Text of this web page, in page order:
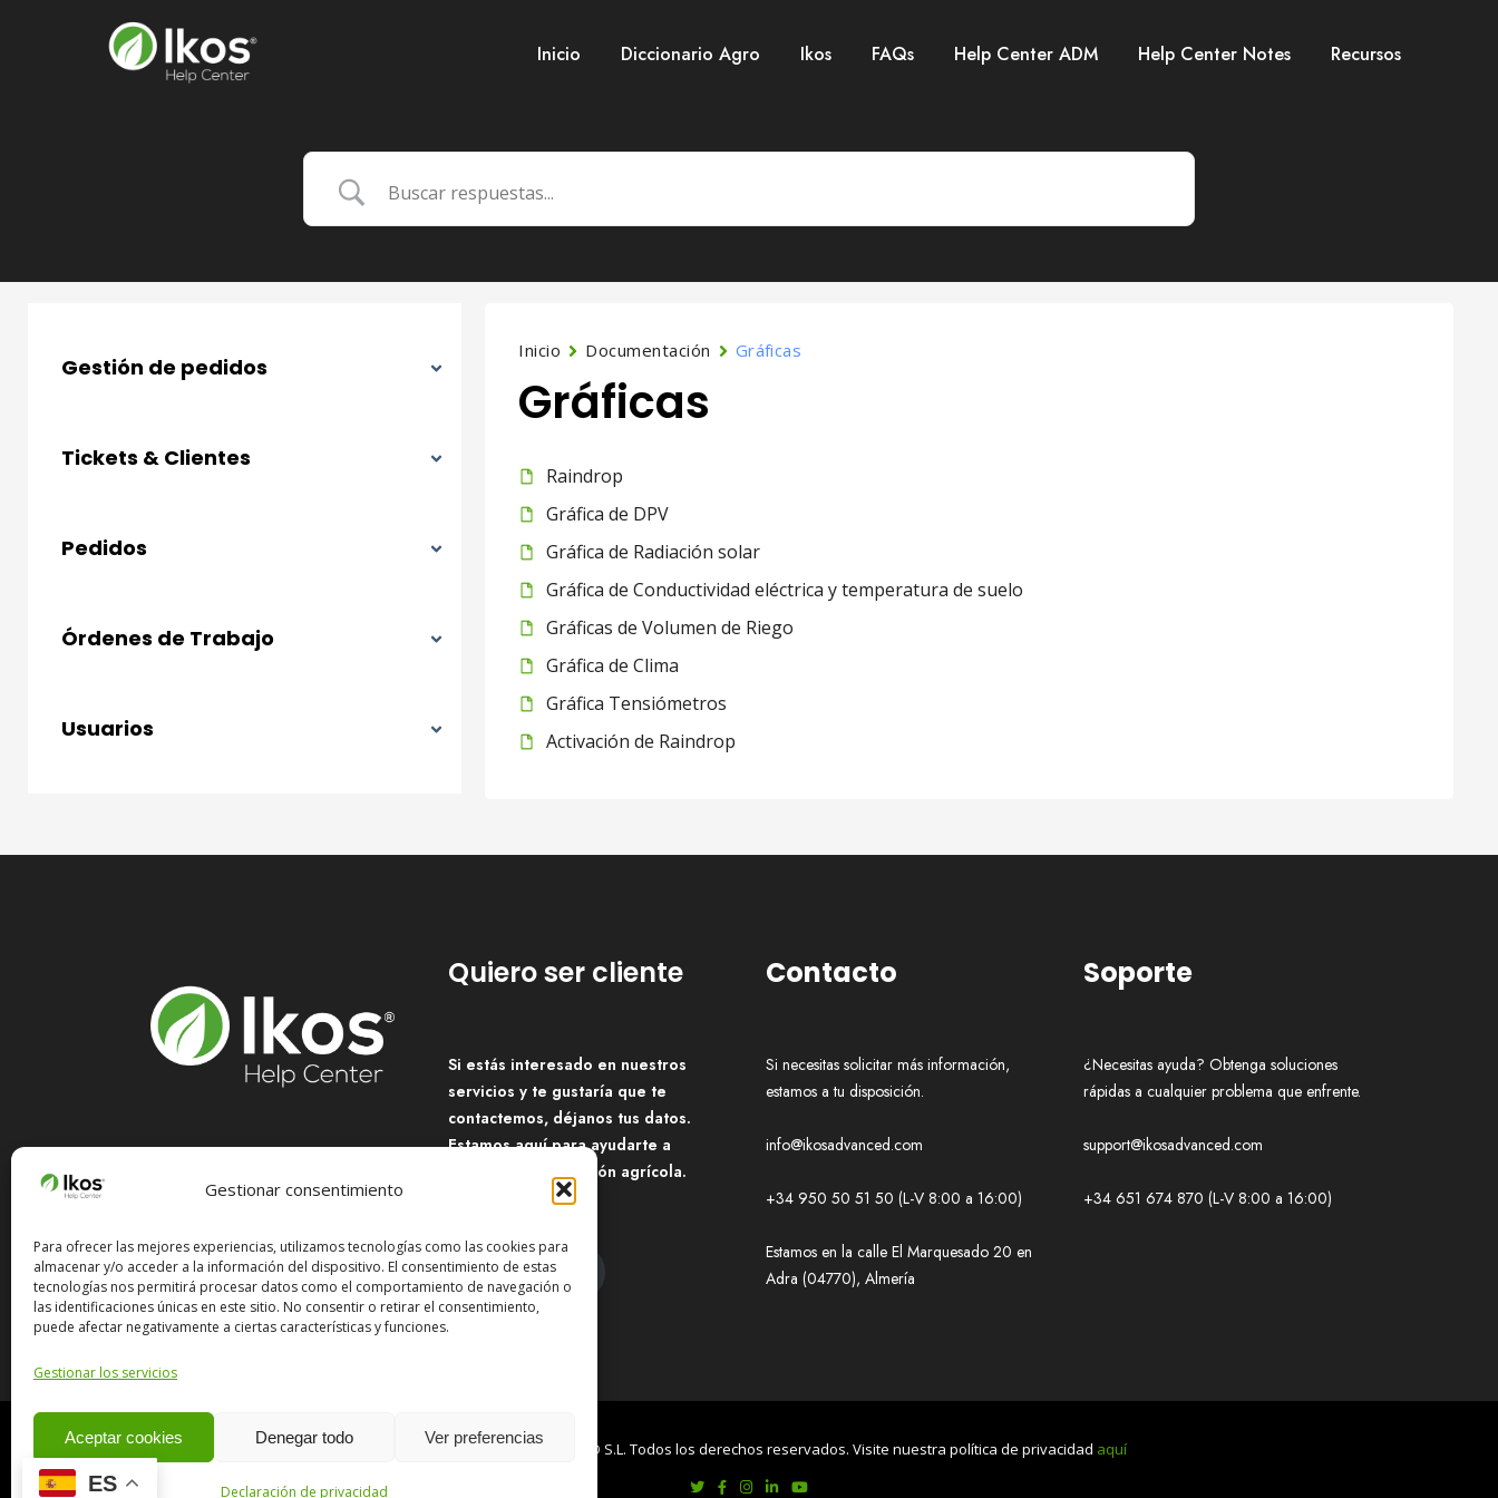
Gestionar consentimiento
Para ofrecer las mejores experiencias, utilizamos tecnologías como las cookies para
almacenar y/o acceder a la información del dispositivo. El consentimiento de estas
tecnologías nos permitirá procesar datos como el comportamiento de navegación o
las identificaciones únicas en este sitio. No consentir o retirar el consentimiento,
puede afectar negativamente a ciertas características y funciones.
Gestionar los servicios
Aceptar cookies Denegar todo Ver preferencias
Declaración de privacidad
Inicio Diccionario Agro Ikos FAQs Help Center ADM Help Center Notes Recursos
Gestión de pedidos
Tickets & Clientes
Pedidos
Órdenes de Trabajo
Usuarios
Inicio Documentación Gráficas
Gráficas
Raindrop
Gráfica de DPV
Gráfica de Radiación solar
Gráfica de Conductividad eléctrica y temperatura de suelo
Gráficas de Volumen de Riego
Gráfica de Clima
Gráfica Tensiómetros
Activación de Raindrop
Aprende a utilizar Ikos.
Te guiamos paso a paso
por la herramienta.
Quiero ser cliente
Si estás interesado en nuestros
servicios y te gustaría que te
contactemos, déjanos tus datos.
Estamos aquí para ayudarte a
transformar la gestión agrícola.
Contáctanos
Contacto
Si necesitas solicitar más información,
estamos a tu disposición.
info@ikosadvanced.com
+34 950 50 51 50 (L-V 8:00 a 16:00)
Estamos en la calle El Marquesado 20 en
Adra (04770), Almería
Soporte
¿Necesitas ayuda? Obtenga soluciones
rápidas a cualquier problema que enfrente.
support@ikosadvanced.com
+34 651 674 870 (L-V 8:00 a 16:00)
Copyright © 2024 IKOS ADVANCED S.L. Todos los derechos reservados. Visite nuestra política de privacidad aquí
ES